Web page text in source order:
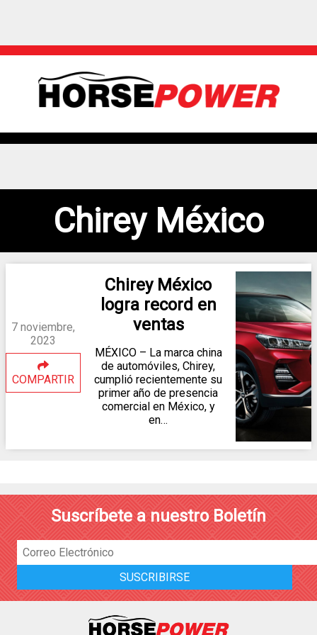
Chirey México
7 noviembre,
2023
COMPARTIR
Chirey México
logra record en
ventas
MÉXICO – La marca china
de automóviles, Chirey,
cumplió recientemente su
primer año de presencia
comercial en México, y
en…
Suscríbete a nuestro Boletín